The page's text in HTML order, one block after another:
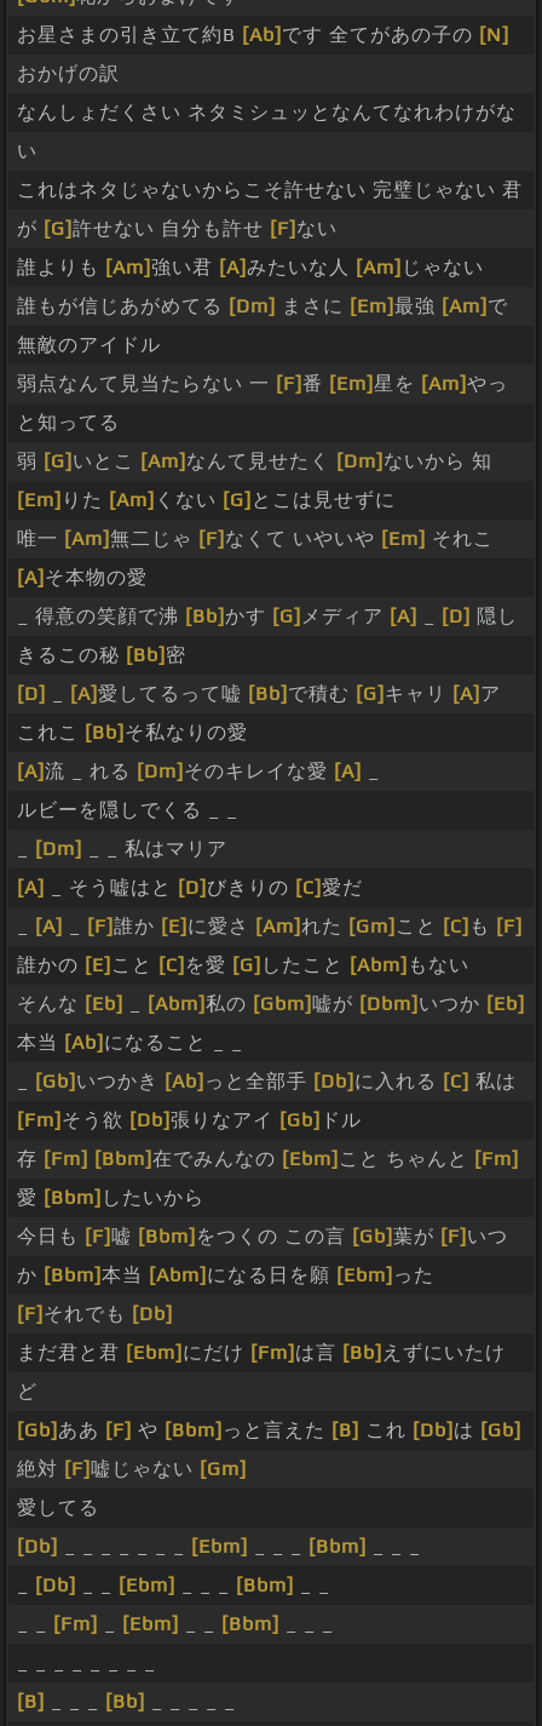
お星さまの引き立て約B [Ab] です 全てがあの子の [N]
おかげの訳
なんしょだくさい ネタミシュッとなんてなれわけがな
い
これはネタじゃないからこそ許せない 完璧じゃない 君
が [G]許せない 自分も許せ [F] ない
誰よりも [Am]強い君 [A]みたいな人 [Am] じゃない
誰もが信じあがめてる [Dm] まさに [Em]最強 [Am] で
無敵のアイドル
弱点なんて見当たらない 一 [F]番 [Em]星を [Am]やっ
と知ってる
弱 [G] いとこ [Am] なんて見せたく [Dm] ないから 知
[Em] りた [Am] くない [G] とこは見せずに
唯一 [Am]無二じゃ [F] なくて いやいや [Em] それこ
[A] そ本物の愛
_ 得意の笑顔で沸 [Bb]かす [G] メディア [A] [D] 隠し
きるこの秘 [Bb] 密
[D]
[A]愛してるって嘘 [Bb] で積む [G] キャリ [A] ア
これこ
[Bb] そ私なりの愛
[A]流 _ れる [Dm] そのキレイな愛 [A]
ルビーを隠しでくる _ _
[Dm]
_ _ 私はマリア
[A]
_ そう嘘はと [D] びきりの [C]愛だ
[A] [F]誰か [E] に愛さ [Am]れた [Gm] こと [C] も [F]
誰かの [E] こと [C] を愛 [G] したこと [Abm] もない
そんな [Eb] [Abm]私の [Gbm]嘘が [Dbm] いつか [Eb]
本当 [Ab] になること _ _
[Gb] いつかき [Ab] っと全部手 [Db] に入れる [C] 私は
[Fm] そう欲 [Db]張りなアイ [Gb] ドル
存 [Fm] [Bbm]在でみんなの [Ebm] こと ちゃんと
[Fm]
愛 [Bbm] したいから
今日も [F]嘘 [Bbm] をつくの この言 [Gb]葉が [F] いつ
か [Bbm]本当 [Abm] になる日を願 [Ebm] った
[F] それでも [Db]
まだ君と君 [Ebm] にだけ [Fm] は言 [Bb] えずにいたけ
ど
[Gb] ああ [F] や [Bbm] っと言えた [B] これ [Db] は [Gb]
絶対 [F]嘘じゃない [Gm]
愛してる
[Db]
[Ebm] [Bbm]
[Db] [Ebm] [Bbm]
[Fm] [Ebm] [Bbm]
[B]
[Bb]